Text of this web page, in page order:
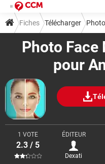
Photo
pour
1 VOTE
2.3 / 5
ÉDITEUR
Dexati
Fiches Télécharger